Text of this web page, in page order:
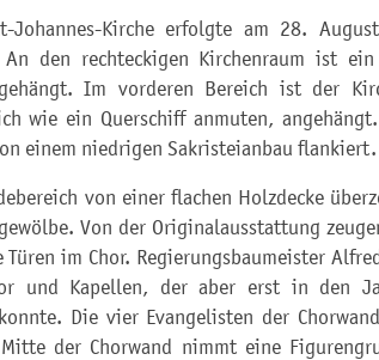
Johannes-Kirche erfolgte am 28.
den rechteckigen Kirchenraum ist
Im vorderen Bereich ist der
wie ein Querschiff anmuten,
einem niedrigen Sakristeianbau flankiert.
von einer flachen Holzdecke
Von der Originalausstattung
Türen im Chor. Regierungsbaumeister
und Kapellen, der aber erst in den
Die vier Evangelisten der
der Chorwand nimmt eine